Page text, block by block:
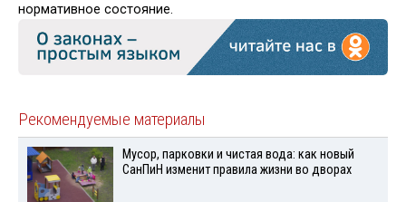
нормативное состояние.
Рекомендуемые материалы
Мусор, парковки и чистая вода: как новый
СанПиН изменит правила жизни во дворах